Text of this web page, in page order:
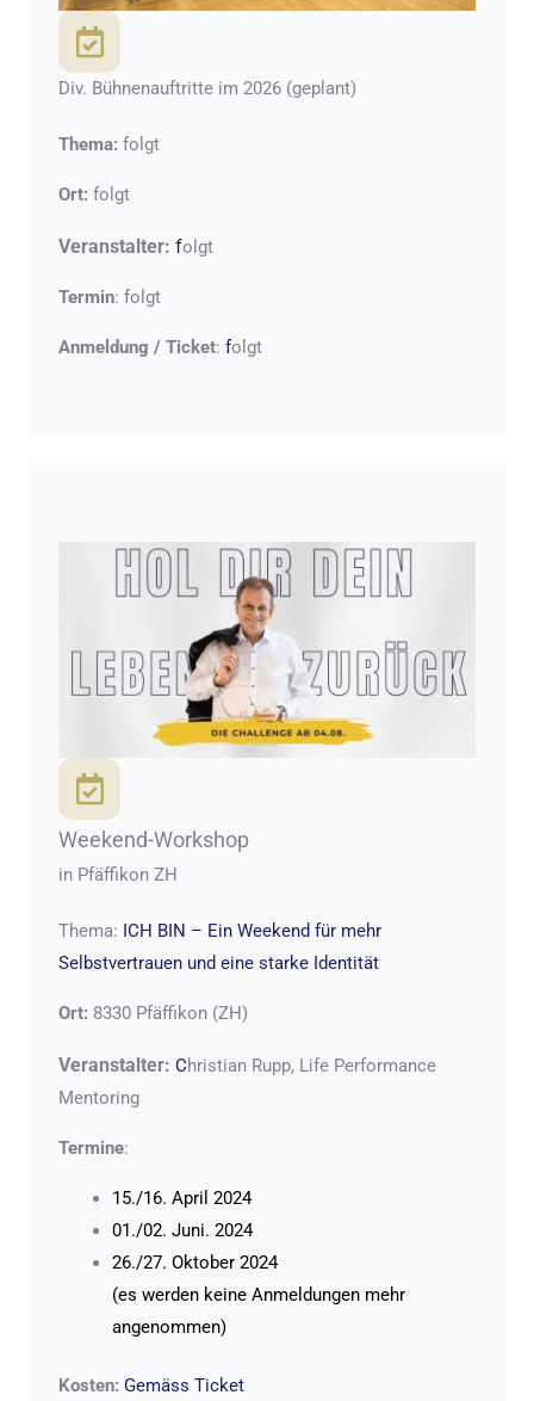
Div. Bühnenauftritte im 2026 (geplant)
Thema: folgt
Ort: folgt
Veranstalter: folgt
Termin: folgt
Anmeldung / Ticket: folgt
Weekend-Workshop
in Pfäffikon ZH
Thema: ICH BIN – Ein Weekend für mehr
Selbstvertrauen und eine starke Identität
Ort: 8330 Pfäffikon (ZH)
Veranstalter: Christian Rupp, Life Performance
Mentoring
Termine:
15./16. April 2024
01./02. Juni. 2024
26./27. Oktober 2024
(es werden keine Anmeldungen mehr
angenommen)
Kosten: Gemäss Ticket